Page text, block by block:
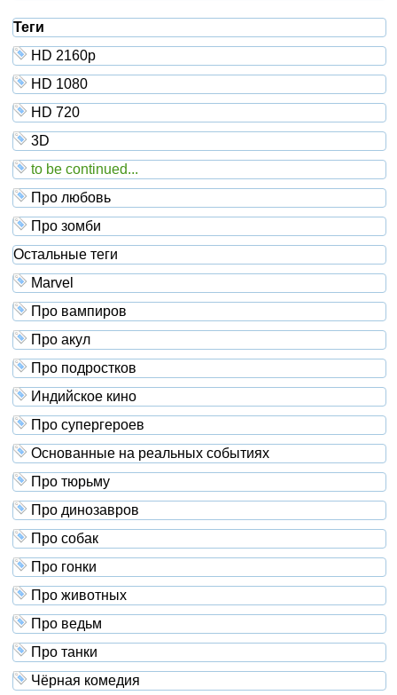
Теги
HD 2160р
HD 1080
HD 720
3D
to be continued...
Про любовь
Про зомби
Остальные теги
Marvel
Про вампиров
Про акул
Про подростков
Индийское кино
Про супергероев
Основанные на реальных событиях
Про тюрьму
Про динозавров
Про собак
Про гонки
Про животных
Про ведьм
Про танки
Чёрная комедия